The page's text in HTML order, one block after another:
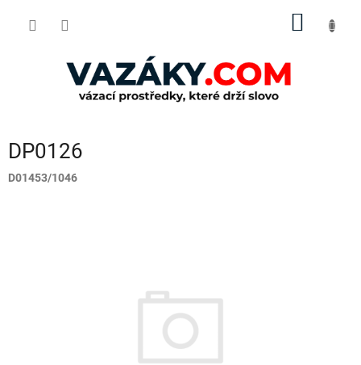
DP0126
D01453/1046